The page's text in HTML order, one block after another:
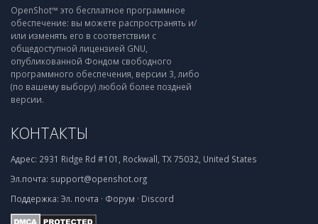
OpenShot™ это бесплатное программное
обеспечение: вы можете распространять и/
или изменять его в соответствии с
общедоступной лицензией GNU,
опубликованной Фондом свободного
программного обеспечения, версии 3, либо
(по вашему выбору) любой более поздней
версии.
КОНТАКТЫ
Адрес: 2931 Ridge Rd #101, Rockwall, TX 75032, United States
Эл.почта: support@openshot.org
Поддержка: Эл. почта · Форум · Discord